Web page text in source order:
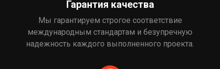
Гарантия качества
Мы гарантируем строгое соответствие
международным стандартам и безупречную
надежность каждого выполненного проекта.